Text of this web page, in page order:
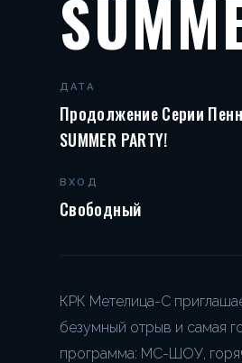
ДАТА
Продолжение Серии
SUMMER PARTY!
ВХОД
Свободный
КРК Метелица-С
безумный отрыв и самая
программа: МС-ШОУ,